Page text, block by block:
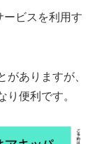
ービスを利用す
ありますが、
便利です。